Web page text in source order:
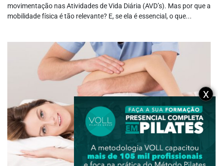
movimentação nas Atividades de Vida Diária (AVD’s). Mas por que a
mobilidade física é tão relevante? E, se ela é essencial, o que...
X